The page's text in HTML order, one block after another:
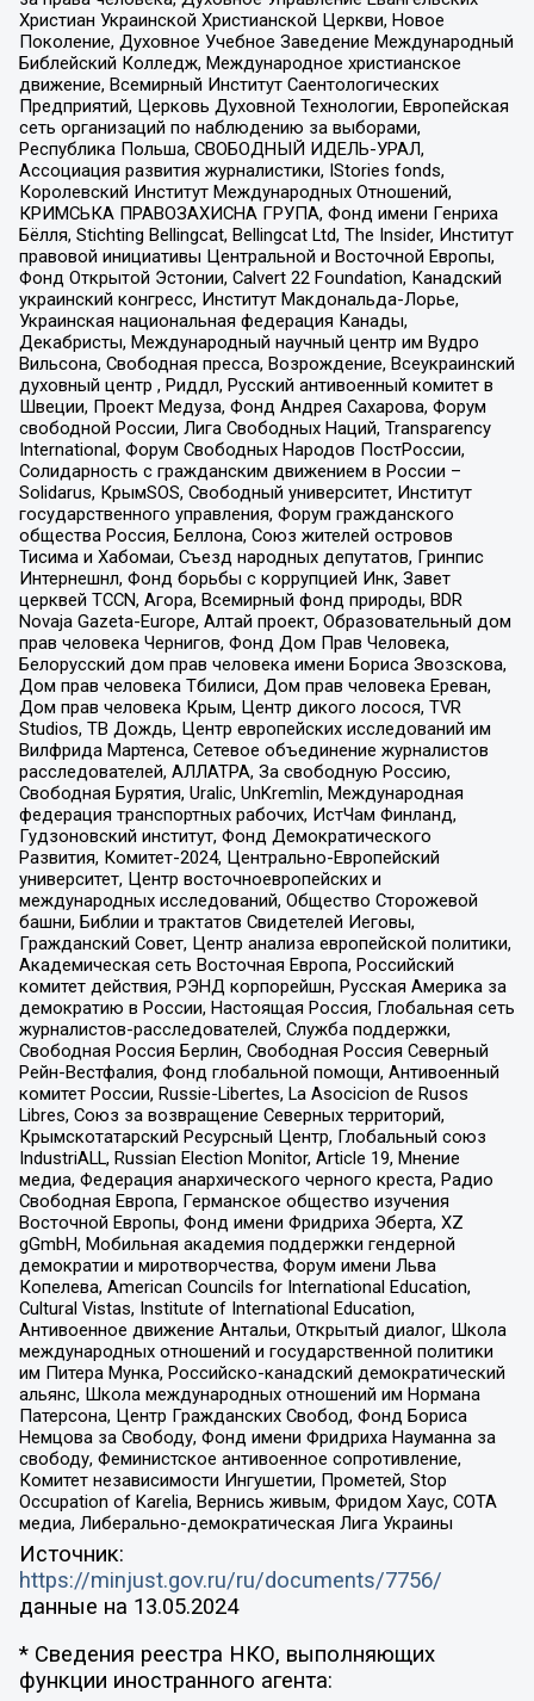
Христиан Украинской Христианской Церкви, Новое
Поколение, Духовное Учебное Заведение Международный
Библейский Колледж, Международное христианское
движение, Всемирный Институт Саентологических
Предприятий, Церковь Духовной Технологии, Европейская
сеть организаций по наблюдению за выборами,
Республика Польша, СВОБОДНЫЙ ИДЕЛЬ-УРАЛ,
Ассоциация развития журналистики, IStories fonds,
Королевский Институт Международных Отношений,
КРИМСЬКА ПРАВОЗАХИСНА ГРУПА, Фонд имени Генриха
Бёлля, Stichting Bellingcat, Bellingcat Ltd, The Insider, Институт
правовой инициативы Центральной и Восточной Европы,
Фонд Открытой Эстонии, Calvert 22 Foundation, Канадский
украинский конгресс, Институт Макдональда-Лорье,
Украинская национальная федерация Канады,
Декабристы, Международный научный центр им Вудро
Вильсона, Свободная пресса, Возрождение, Всеукраинский
духовный центр , Риддл, Русский антивоенный комитет в
Швеции, Проект Медуза, Фонд Андрея Сахарова, Форум
свободной России, Лига Свободных Наций, Transparеncy
International, Форум Свободных Народов ПостРоссии,
Солидарность с гражданским движением в России –
Solidarus, КрымSOS, Свободный университет, Институт
государственного управления, Форум гражданского
общества Россия, Беллона, Союз жителей островов
Тисима и Хабомаи, Съезд народных депутатов, Гринпис
Интернешнл, Фонд борьбы с коррупцией Инк, Завет
церквей TCCN, Агора, Всемирный фонд природы, BDR
Novaja Gazeta-Europe, Алтай проект, Образовательный дом
прав человека Чернигов, Фонд Дом Прав Человека,
Белорусский дом прав человека имени Бориса Звозскова,
Дом прав человека Тбилиси, Дом прав человека Ереван,
Дом прав человека Крым, Центр дикого лосося, TVR
Studios, ТВ Дождь, Центр европейских исследований им
Вилфрида Мартенса, Сетевое объединение журналистов
расследователей, АЛЛАТРА, За свободную Россию,
Свободная Бурятия, Uralic, UnKremlin, Международная
федерация транспортных рабочих, ИстЧам Финланд,
Гудзоновский институт, Фонд Демократического
Развития, Комитет-2024, Центрально-Европейский
университет, Центр восточноевропейских и
международных исследований, Общество Сторожевой
башни, Библии и трактатов Свидетелей Иеговы,
Гражданский Совет, Центр анализа европейской политики,
Академическая сеть Восточная Европа, Российский
комитет действия, РЭНД корпорейшн, Русская Америка за
демократию в России, Настоящая Россия, Глобальная сеть
журналистов-расследователей, Служба поддержки,
Свободная Россия Берлин, Свободная Россия Северный
Рейн-Вестфалия, Фонд глобальной помощи, Антивоенный
комитет России, Russie-Libertes, La Asocicion de Rusos
Libres, Союз за возвращение Северных территорий,
Крымскотатарский Ресурсный Центр, Глобальный союз
IndustriALL, Russian Election Monitor, Article 19, Мнение
медиа, Федерация анархического черного креста, Радио
Свободная Европа, Германское общество изучения
Восточной Европы, Фонд имени Фридриха Эберта, XZ
gGmbH, Мобильная академия поддержки гендерной
демократии и миротворчества, Форум имени Льва
Копелева, American Councils for International Education,
Cultural Vistas, Institute of International Education,
Антивоенное движение Антальи, Открытый диалог, Школа
международных отношений и государственной политики
им Питера Мунка, Российско-канадский демократический
альянс, Школа международных отношений им Нормана
Патерсона, Центр Гражданских Свобод, Фонд Бориса
Немцова за Свободу, Фонд имени Фридриха Науманна за
свободу, Феминистское антивоенное сопротивление,
Комитет независимости Ингушетии, Прометей, Stop
Occupation of Karelia, Вернись живым, Фридом Хаус, СОТА
медиа, Либерально-демократическая Лига Украины
Источник:
https://minjust.gov.ru/ru/documents/7756/
данные на 13.05.2024
* Сведения реестра НКО, выполняющих
функции иностранного агента: